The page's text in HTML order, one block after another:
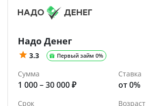
Надо Денег
3.3 Первый займ 0%
Сумма
1 000 – 30 000 ₽
Ставка
от 0%
Срок Возраст